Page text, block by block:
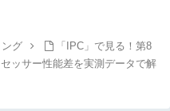
グ
「IPC」で見る！第8
ッサー性能差を実測データで解